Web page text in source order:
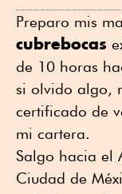
Preparo mis
cubrebocas
de 10 horas
si olvido algo,
certificado de
mi cartera.
Salgo hacia el
Ciudad de